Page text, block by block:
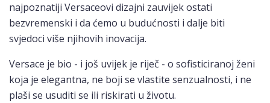
najpoznatiji Versaceovi dizajni zauvijek ostati
bezvremenski i da ćemo u budućnosti i dalje biti
svjedoci više njihovih inovacija.
Versace je bio - i još uvijek je riječ - o sofisticiranoj ženi
koja je elegantna, ne boji se vlastite senzualnosti, i ne
plaši se usuditi se ili riskirati u životu.